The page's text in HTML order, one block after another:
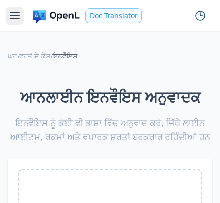
Doc Translator
ਘਰ›ਵਰਤੋਂ ਦੇ ਕੇਸ›ਇਨਵੌਇਸ
ਆਨਲਾਈਨ ਇਨਵੌਇਸ ਅਨੁਵਾਦਕ
ਇਨਵੌਇਸ ਨੂੰ ਕੋਈ ਵੀ ਭਾਸ਼ਾ ਵਿੱਚ ਅਨੁਵਾਦ ਕਰੋ, ਜਿੱਥੇ ਲਾਈਨ
ਆਈਟਮ, ਰਕਮਾਂ ਅਤੇ ਵਪਾਰਕ ਸ਼ਰਤਾਂ ਬਰਕਰਾਰ ਰਹਿੰਦੀਆਂ ਹਨ